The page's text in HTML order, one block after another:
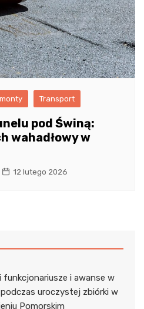
Transport
pod Świną:
wahadłowy w
12 lutego 2026
funkcjonariusze i awanse w
podczas uroczystej zbiórki w
Pomorskim